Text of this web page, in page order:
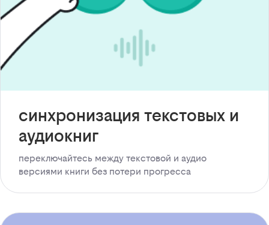
синхронизация текстовых и
аудиокниг
переключайтесь между текстовой и аудио
версиями книги без потери прогресса